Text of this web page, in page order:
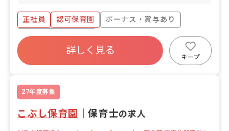
誌・障害児日誌・週案・月案・年間カリ
キュラムの作成 ・保護者対応
正社員 認可保育園
ボーナス・賞与あり
年間休日120日以上
寮・住宅・家賃補助あり
社会保険完備
産休育休制度
詳しく見る
キープ
27年度募集
こぶし保育園 ｜保育士の求人